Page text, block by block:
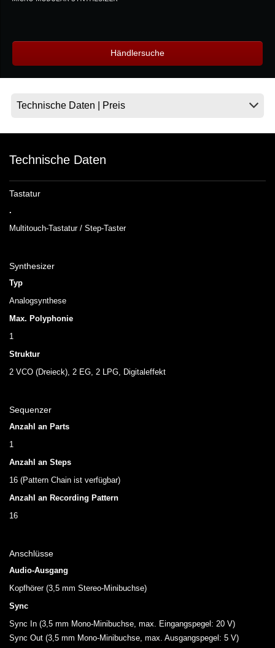
Gebiet / Land
Social Media
Über KORG
Händlersuche
Technische Daten
Tastatur
.
Multitouch-Tastatur / Step-Taster
Synthesizer
Typ
Analogsynthese
Max. Polyphonie
1
Struktur
2 VCO (Dreieck), 2 EG, 2 LPG, Digitaleffekt
Sequenzer
Anzahl an Parts
1
Anzahl an Steps
16 (Pattern Chain ist verfügbar)
Anzahl an Recording Pattern
16
Anschlüsse
Audio-Ausgang
Kopfhörer (3,5 mm Stereo-Minibuchse)
Sync
Sync In (3,5 mm Mono-Minibuchse, max. Eingangspegel: 20 V)
Sync Out (3,5 mm Mono-Minibuchse, max. Ausgangspegel: 5 V)